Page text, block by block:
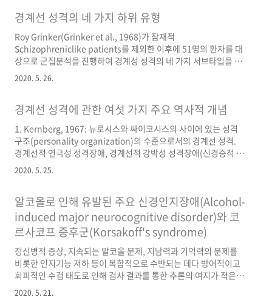
즉 멜랑꼴리는 유전적 특성이 강해서 외부 환경변화에 잘 반응하지
depression). 환경적 사건이나 변화의 영향에 따라 기분 변화가 수
반되는 reactive depression(혹은 neurotic depression)과 반
대됩니다. 외부 환경변화에 아랑곳없이 늘..
경계선 성격의 네 가지 하위 유형
Roy Grinker(Grinker et al., 1968)가 잠재적
Schizophreniclike patients를 제외한 이후에 51명의 환자를 대
상으로 군집분석을 진행하여 경계성 성격의 네 가지 서브타입을 구
분했습니다. 지금 다시 봐도 꽤나 유용한 구분입니다. 출처는
Disorders of Personality(3판) 898-899쪽입니다. Roy Grinker
B., & Drye, R. C. (1968). The borderline syndrome.
young adults with short-term hospital..
2020. 5. 26.
경계선 성격에 관한 여섯 가지 주요 역사적 개념
1. Kernberg, 1967: 뉴로시스와 싸이코시스의 사이에 있는 성격
구조(personality organization)의 수준으로서의 경계선 성격.
경계선적 연극성 성격장애, 경계선적 강박성 성격장애(신경증적 강
박성 성격장애에 대비되는) 등등 DSM-5 분류와 연관지어 다양한
조합이 가능함을 이해하고 있어야 함. 2. Gunderson, 1984: 정신
DSM 경계선 성격장애 진단의 기조를 세움. 경계선 성격장애를 다
른 축II 진단과 구분되는 증후군으로 이해함. 3. Wender, 1977:
transient psychotic 혹은 psychotic-like experiences를 강조
하는 가운데 schizophrenia spectrum ..
2020. 5. 25.
알코올로 인해 유발된 주요 신경인지장애(Alcohol-
induced major neurocognitive disorder)와 코
르사코프 증후군(Korsakoff's syndrome)
정신병적 증상, 지속되는 알코올 문제, 지남력과 기억력의 문제를
비롯한 인지기능 저하 등이 복합적으로 수반되는 데다 방어적이고
회피적인 수검 태도로 인해 검사 결과를 통한 추론의 여지가 적은
경우 보고서 작성의 어려움이 있을 수밖에 없습니다. 다만 보호자
면담이 비교적 잘 된 경우라면 이를 토대로 감별진단을 진행해 볼
2020. 5. 21.